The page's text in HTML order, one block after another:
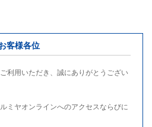
客様各位
利用いただき、誠にありがとうござい
ミヤオンラインへのアクセスならびに